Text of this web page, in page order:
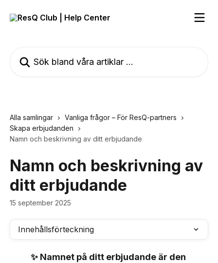
Alla samlingar
Vanliga frågor – För ResQ-partners
Skapa erbjudanden
Namn och beskrivning av ditt erbjudande
Namn och beskrivning av
ditt erbjudande
15 september 2025
Innehållsförteckning
✨ Namnet på ditt erbjudande är den